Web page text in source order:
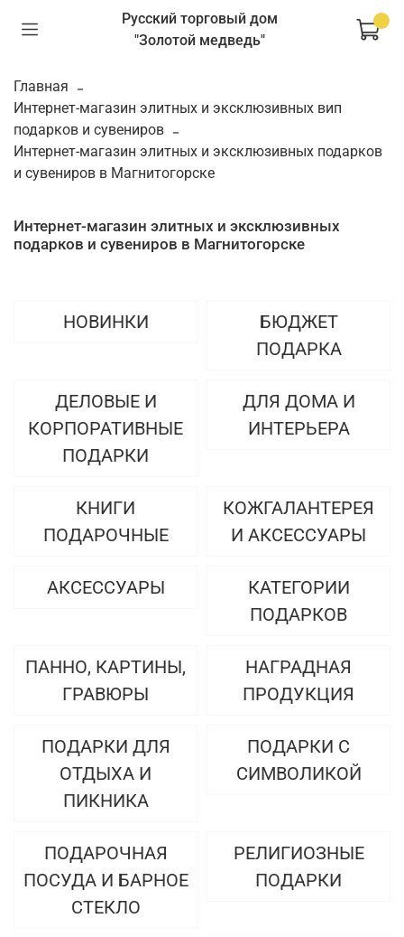
Русский торговый дом
"Золотой медведь"
Главная
Интернет-магазин элитных и эксклюзивных вип
подарков и сувениров
Интернет-магазин элитных и эксклюзивных подарков
и сувениров в Магнитогорске
Интернет-магазин элитных и эксклюзивных
подарков и сувениров в Магнитогорске
НОВИНКИ
БЮДЖЕТ
ПОДАРКА
ДЕЛОВЫЕ И
КОРПОРАТИВНЫЕ
ПОДАРКИ
ДЛЯ ДОМА И
ИНТЕРЬЕРА
КНИГИ
ПОДАРОЧНЫЕ
КОЖГАЛАНТЕРЕЯ
И АКСЕССУАРЫ
АКСЕССУАРЫ
КАТЕГОРИИ
ПОДАРКОВ
ПАННО, КАРТИНЫ,
ГРАВЮРЫ
НАГРАДНАЯ
ПРОДУКЦИЯ
ПОДАРКИ ДЛЯ
ОТДЫХА И
ПИКНИКА
ПОДАРКИ С
СИМВОЛИКОЙ
ПОДАРОЧНАЯ
ПОСУДА И БАРНОЕ
СТЕКЛО
РЕЛИГИОЗНЫЕ
ПОДАРКИ